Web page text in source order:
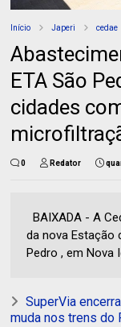
Início Japeri cedae
ETA São
cidades
0 Redator
BAIXADA - A
da nova Estação
Pedro , em Nova
SuperVia
muda nos trens do